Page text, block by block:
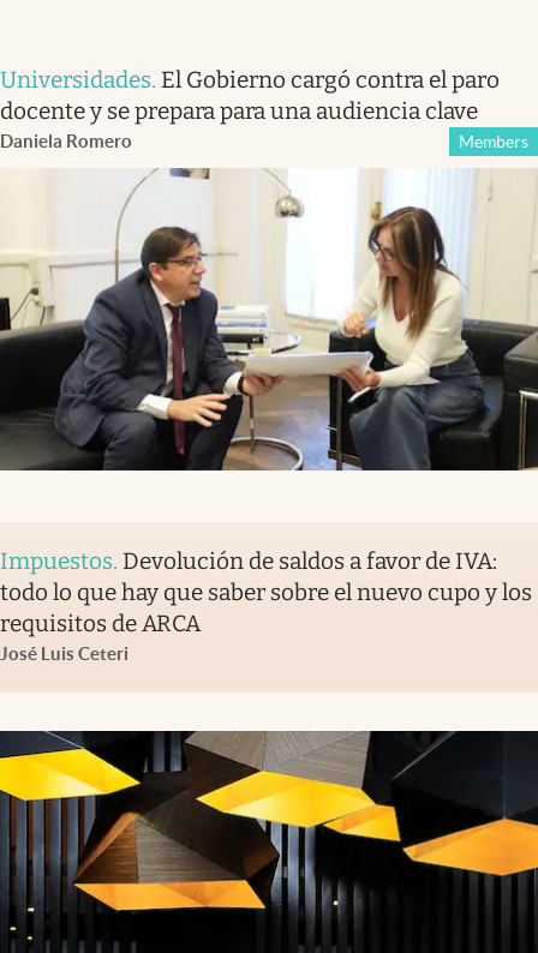
Universidades. El Gobierno cargó contra el paro
docente y se prepara para una audiencia clave
Daniela Romero Members
Impuestos. Devolución de saldos a favor de IVA:
todo lo que hay que saber sobre el nuevo cupo y los
requisitos de ARCA
José Luis Ceteri